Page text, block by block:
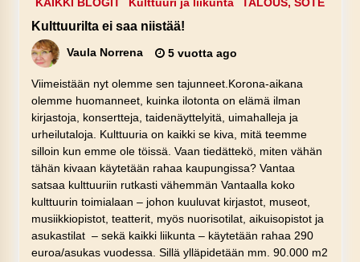
Kulttuurilta ei saa niistää!
Vaula Norrena 5 vuotta ago
Viimeistään nyt olemme sen tajunneet.Korona-aikana
olemme huomanneet, kuinka ilotonta on elämä ilman
kirjastoja, konsertteja, taidenäyttelyitä, uimahalleja ja
urheilutaloja. Kulttuuria on kaikki se kiva, mitä teemme
silloin kun emme ole töissä. Vaan tiedättekö, miten vähän
tähän kivaan käytetään rahaa kaupungissa? Vantaa
satsaa kulttuuriin rutkasti vähemmän Vantaalla koko
kulttuurin toimialaan – johon kuuluvat kirjastot, museot,
musiikkiopistot, teatterit, myös nuorisotilat, aikuisopistot ja
asukastilat – sekä kaikki liikunta – käytetään rahaa 290
euroa/asukas vuodessa. Sillä ylläpidetään mm. 90.000 m2